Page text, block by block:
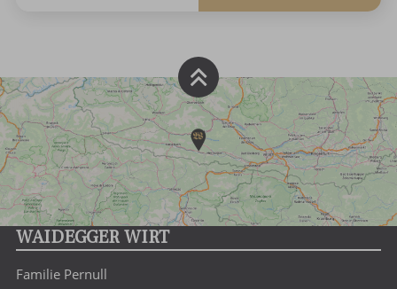
WAIDEGGER WIRT
Familie Pernull